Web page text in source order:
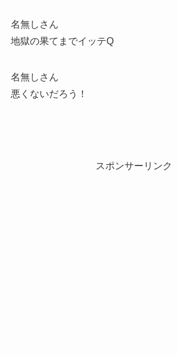
名無しさん
地獄の果てまでイッテQ
名無しさん
悪くないだろう！
スポンサーリンク